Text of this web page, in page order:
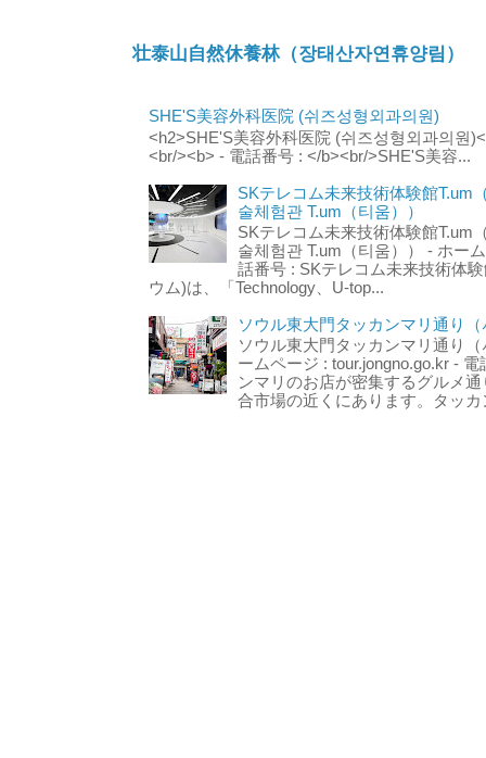
壮泰山自然休養林（장태산자연휴양림）
SHE'S美容外科医院 (쉬즈성형외과의원)
<h2>SHE'S美容外科医院 (쉬즈성형외과의원
<br/><b> - 電話番号 : </b><br/>SHE'S美容...
SKテレコム未来技術体験館T.um
술체험관 T.um（티움））
SKテレコム未来技術体験館T.um
술체험관 T.um（티움）） - ホー
話番号 : SKテレコム未来技術体
ウム)は、「Technology、U-top...
ソウル東大門タッカンマリ通り
ソウル東大門タッカンマリ通り
ームページ : tour.jongno.go.kr -
ンマリのお店が密集するグルメ
合市場の近くにあります。タッ